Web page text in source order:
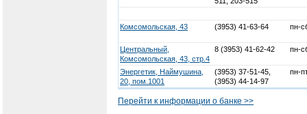
Комсомольская, 43 (3953) 41-63-64 пн-
Центральный,
Комсомольская, 43, стр.4
8 (3953) 41-62-42 пн-
Энергетик, Наймушина,
20, пом.1001
(3953) 37-51-45,
(3953) 44-14-97
пн-
Перейти к информации о банке >>